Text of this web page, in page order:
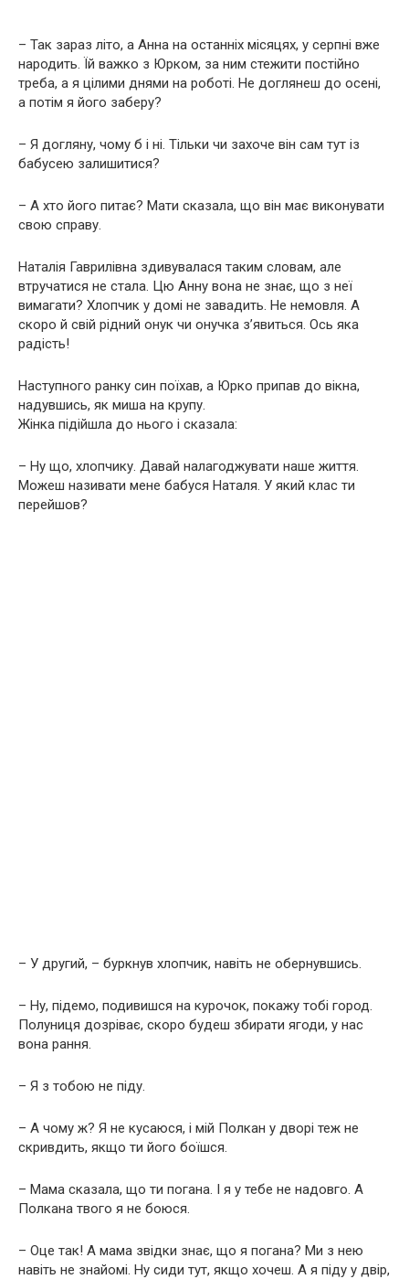
– Так зараз літо, а Анна на останніх місяцях, у серпні вже
народить. Їй важко з Юрком, за ним стежити постійно
треба, а я цілими днями на роботі. Не доглянеш до осені,
а потім я його заберу?
– Я догляну, чому б і ні. Тільки чи захоче він сам тут із
бабусею залишитися?
– А хто його питає? Мати сказала, що він має виконувати
свою справу.
Наталія Гаврилівна здивувалася таким словам, але
втручатися не стала. Цю Анну вона не знає, що з неї
вимагати? Хлопчик у домі не завадить. Не немовля. А
скоро й свій рідний онук чи онучка з’явиться. Ось яка
радість!
Наступного ранку син поїхав, а Юрко припав до вікна,
надувшись, як миша на крупу.
Жінка підійшла до нього і сказала:
– Ну що, хлопчику. Давай налагоджувати наше життя.
Можеш називати мене бабуся Наталя. У який клас ти
перейшов?
– У другий, – буркнув хлопчик, навіть не обернувшись.
– Ну, підемо, подивишся на курочок, покажу тобі город.
Полуниця дозріває, скоро будеш збирати ягоди, у нас
вона рання.
– Я з тобою не піду.
– А чому ж? Я не кусаюся, і мій Полкан у дворі теж не
скривдить, якщо ти його боїшся.
– Мама сказала, що ти погана. І я у тебе не надовго. А
Полкана твого я не боюся.
– Оце так! А мама звідки знає, що я погана? Ми з нею
навіть не знайомі. Ну сиди тут, якщо хочеш. А я піду у двір,